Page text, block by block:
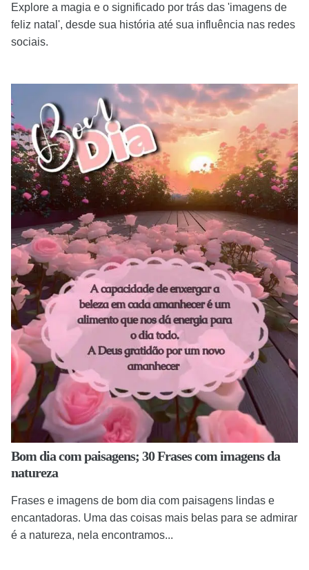
Explore a magia e o significado por trás das 'imagens de
feliz natal', desde sua história até sua influência nas redes
sociais.
Bom dia com paisagens; 30 Frases com imagens da
natureza
Frases e imagens de bom dia com paisagens lindas e
encantadoras. Uma das coisas mais belas para se admirar
é a natureza, nela encontramos...